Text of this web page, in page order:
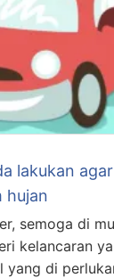
lakukan
hujan
semoga di
kelancaran
yang di